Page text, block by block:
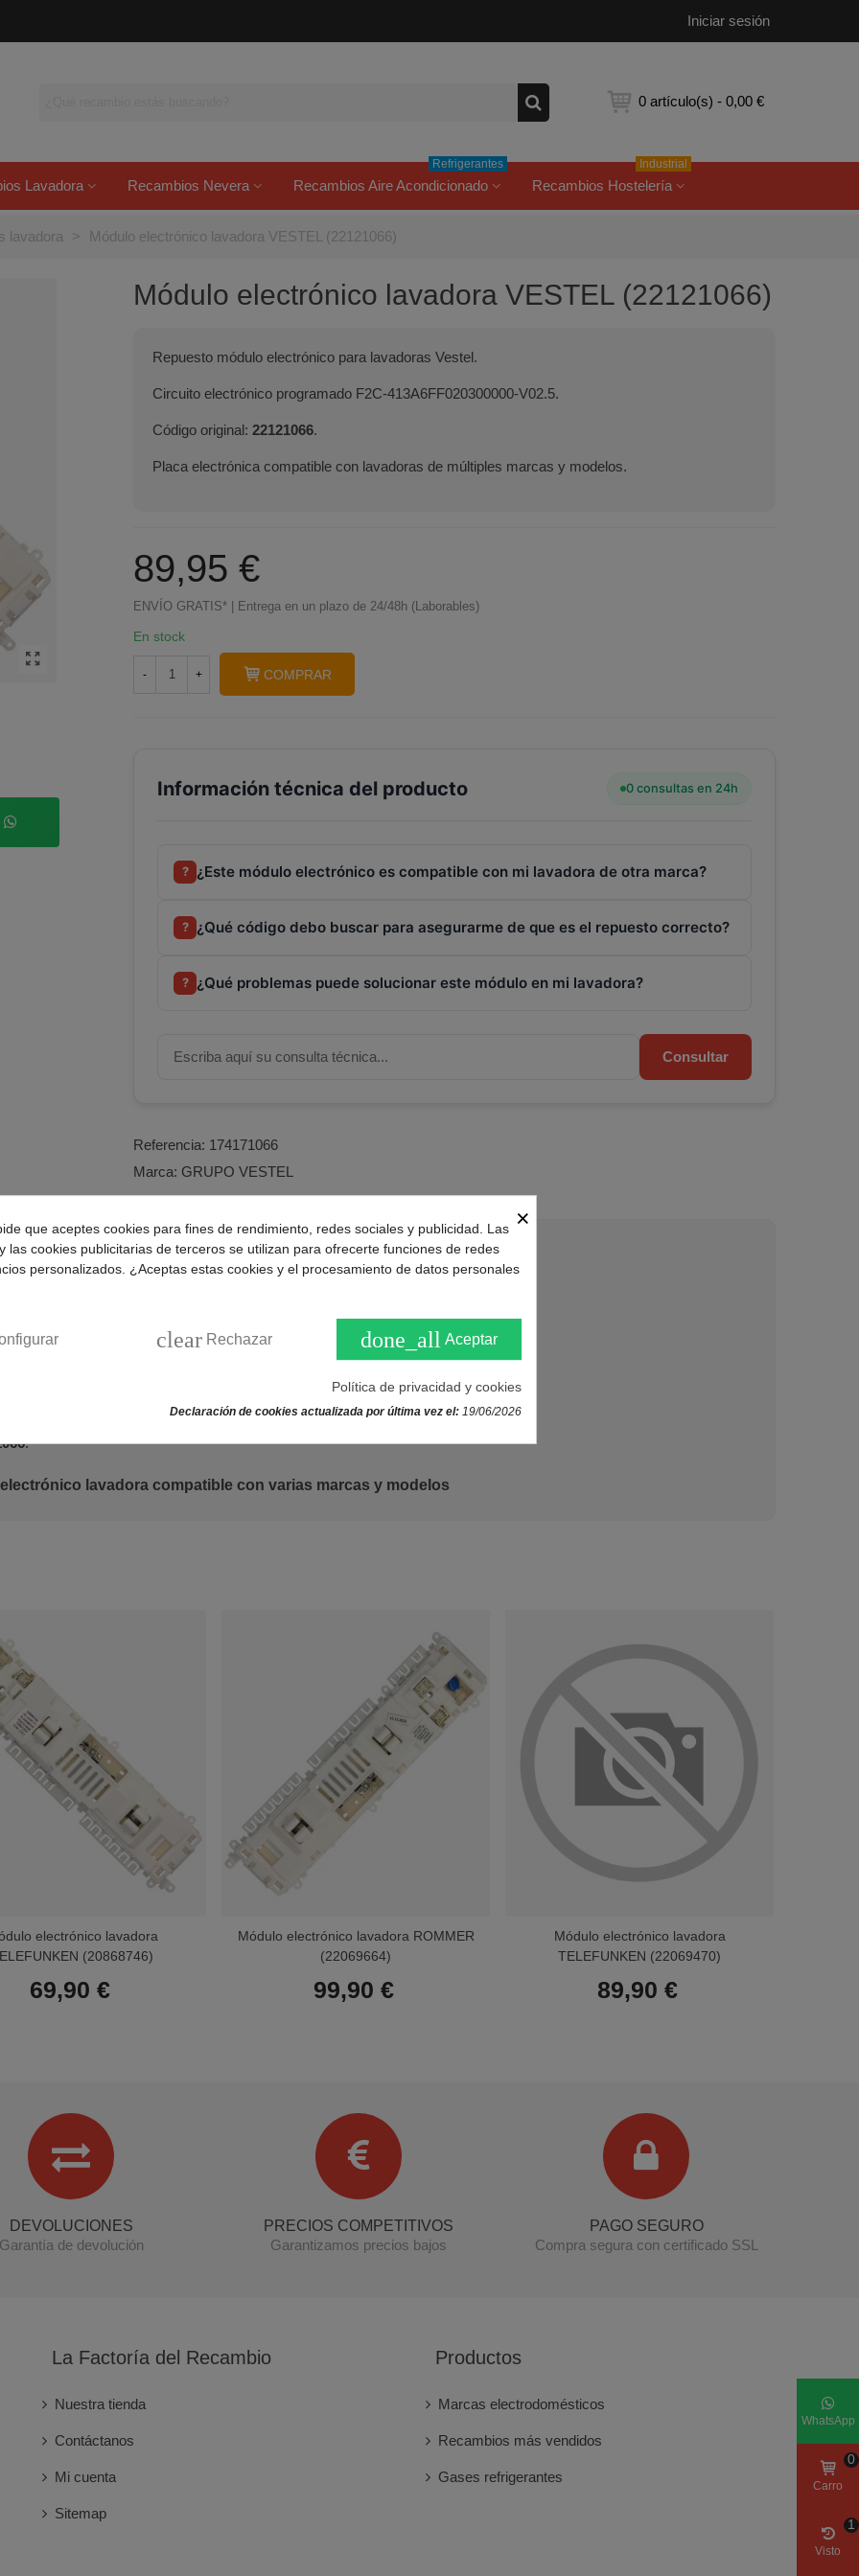
Iniciar sesión
0 artículo(s) - 0,00 €
Lavadora Recambios Nevera Recambios Aire Acondicionado
Refrigerantes
Recambios Hostelería
Industrial
lavadora > Módulo electrónico lavadora VESTEL (22121066)
Módulo electrónico lavadora VESTEL (22121066)
Repuesto módulo electrónico para lavadoras Vestel.
Circuito electrónico programado F2C-413A6FF020300000-V02.5.
Código original: 22121066.
Placa electrónica compatible con lavadoras de múltiples marcas y modelos.
89,95 €
ENVÍO GRATIS* | Entrega en un plazo de 24/48h (Laborables)
En stock
- + COMPRAR
Información técnica del producto 0 consultas en 24h
? ¿Este módulo electrónico es compatible con mi lavadora de otra marca?
? ¿Qué código debo buscar para asegurarme de que es el repuesto correcto?
? ¿Qué problemas puede solucionar este módulo en mi lavadora?
Consultar
Referencia: 174171066
Marca: GRUPO VESTEL
para lavadoras Vestel.
lavadora:
V02.5.
.
lavadora compatible con varias marcas y modelos
electrónico lavadora
(20868746)
69,90 €
Módulo electrónico lavadora ROMMER
(22069664)
99,90 €
Módulo electrónico lavadora
TELEFUNKEN (22069470)
89,90 €
DEVOLUCIONES
Garantía de devolución
PRECIOS COMPETITIVOS
Garantizamos precios bajos
PAGO SEGURO
Compra segura con certificado SSL
La Factoría del Recambio
Nuestra tienda
Contáctanos
Mi cuenta
Sitemap
Productos
Marcas electrodomésticos
Recambios más vendidos
Gases refrigerantes
WhatsApp
Carro
0
Visto
1
Terminal de consulta
○ Motor activo -
Módulo electrónico lavadora VESTEL
×
que aceptes cookies para fines de rendimiento, redes sociales y publicidad. Las
las cookies publicitarias de terceros se utilizan para ofrecerte funciones de redes
personalizados. ¿Aceptas estas cookies y el procesamiento de datos personales
clear Rechazar done_all Aceptar
Política de privacidad y cookies
Declaración de cookies actualizada por última vez el: 19/06/2026